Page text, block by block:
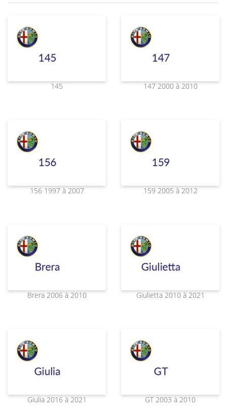
145 147 2000 à 2010
156 1997 à 2007 159 2005 à 2012
Brera 2006 à 2010 Giulietta 2010 à 2021
Giulia 2016 à 2021 GT 2003 à 2010